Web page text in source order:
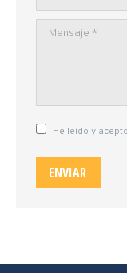
Mensaje *
He leído y
ENVIAR